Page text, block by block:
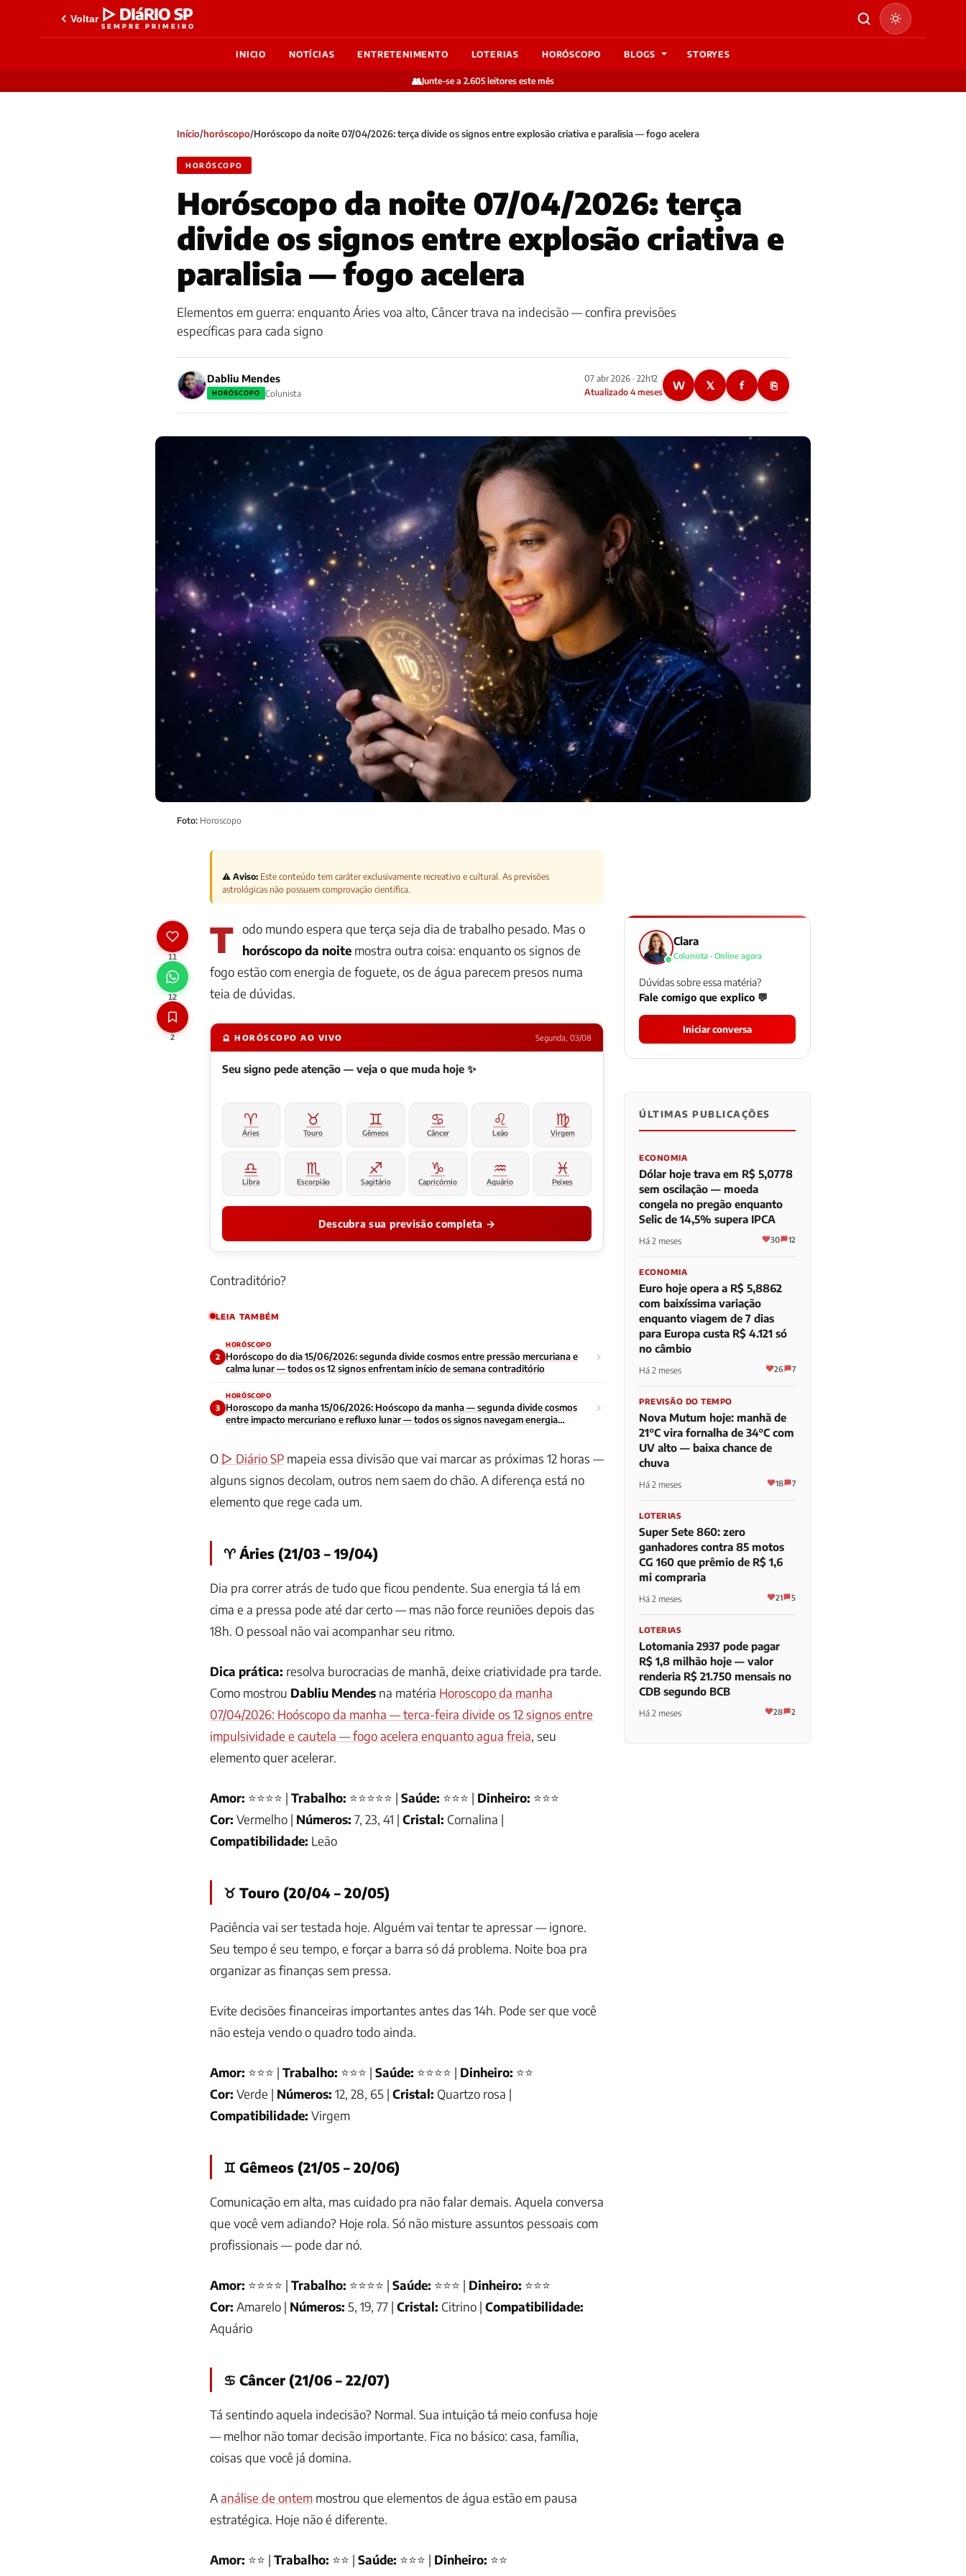
Voltar ▷ DIáRIO SP
SEMPRE PRIMEIRO
INICIO NOTÍCIAS ENTRETENIMENTO LOTERIAS HORÓSCOPO BLOGS STORYES
👥Junte-se a 2.605 leitores este mês
Início/horóscopo/Horóscopo da noite 07/04/2026: terça divide os signos entre explosão criativa e paralisia — fogo acelera
HORÓSCOPO
Horóscopo da noite 07/04/2026: terça
divide os signos entre explosão criativa e
paralisia — fogo acelera
Elementos em guerra: enquanto Áries voa alto, Câncer trava na indecisão — confira previsões
específicas para cada signo
Dabliu Mendes
HORÓSCOPO Colunista
07 abr 2026 · 22h12
Atualizado 4 meses
W 𝕏 f ⎘
Foto: Horoscopo
11
12
2
⚠️ Aviso: Este conteúdo tem caráter exclusivamente recreativo e cultural. As previsões
astrológicas não possuem comprovação científica.
T odo mundo espera que terça seja dia de trabalho pesado. Mas o
horóscopo da noite mostra outra coisa: enquanto os signos de
fogo estão com energia de foguete, os de água parecem presos numa
teia de dúvidas.
🔮 HORÓSCOPO AO VIVO Segunda, 03/08
Seu signo pede atenção — veja o que muda hoje ✨
♈
Áries
♉
Touro
♊
Gêmeos
♋
Câncer
♌
Leão
♍
Virgem
♎
Libra
♏
Escorpião
♐
Sagitário
♑
Capricórnio
♒
Aquário
♓
Peixes
Descubra sua previsão completa →
Contraditório?
LEIA TAMBÉM
2
HORÓSCOPO
Horóscopo do dia 15/06/2026: segunda divide cosmos entre pressão mercuriana e
calma lunar — todos os 12 signos enfrentam início de semana contraditório
3
HORÓSCOPO
Horoscopo da manha 15/06/2026: Hoóscopo da manha — segunda divide cosmos
entre impacto mercuriano e refluxo lunar — todos os signos navegam energia
O ▷ Diário SP mapeia essa divisão que vai marcar as próximas 12 horas —
alguns signos decolam, outros nem saem do chão. A diferença está no
elemento que rege cada um.
♈ Áries (21/03 – 19/04)
Dia pra correr atrás de tudo que ficou pendente. Sua energia tá lá em
cima e a pressa pode até dar certo — mas não force reuniões depois das
18h. O pessoal não vai acompanhar seu ritmo.
Dica prática: resolva burocracias de manhã, deixe criatividade pra tarde.
Como mostrou Dabliu Mendes na matéria Horoscopo da manha
07/04/2026: Hoóscopo da manha — terca-feira divide os 12 signos entre
impulsividade e cautela — fogo acelera enquanto agua freia, seu
elemento quer acelerar.
Amor: ⭐⭐⭐⭐ | Trabalho: ⭐⭐⭐⭐⭐ | Saúde: ⭐⭐⭐ | Dinheiro: ⭐⭐⭐
Cor: Vermelho | Números: 7, 23, 41 | Cristal: Cornalina |
Compatibilidade: Leão
♉ Touro (20/04 – 20/05)
Paciência vai ser testada hoje. Alguém vai tentar te apressar — ignore.
Seu tempo é seu tempo, e forçar a barra só dá problema. Noite boa pra
organizar as finanças sem pressa.
Evite decisões financeiras importantes antes das 14h. Pode ser que você
não esteja vendo o quadro todo ainda.
Amor: ⭐⭐⭐ | Trabalho: ⭐⭐⭐ | Saúde: ⭐⭐⭐⭐ | Dinheiro: ⭐⭐
Cor: Verde | Números: 12, 28, 65 | Cristal: Quartzo rosa |
Compatibilidade: Virgem
♊ Gêmeos (21/05 – 20/06)
Comunicação em alta, mas cuidado pra não falar demais. Aquela conversa
que você vem adiando? Hoje rola. Só não misture assuntos pessoais com
profissionais — pode dar nó.
Amor: ⭐⭐⭐⭐ | Trabalho: ⭐⭐⭐⭐ | Saúde: ⭐⭐⭐ | Dinheiro: ⭐⭐⭐
Cor: Amarelo | Números: 5, 19, 77 | Cristal: Citrino | Compatibilidade:
Aquário
♋ Câncer (21/06 – 22/07)
Tá sentindo aquela indecisão? Normal. Sua intuição tá meio confusa hoje
— melhor não tomar decisão importante. Fica no básico: casa, família,
coisas que você já domina.
Aanálise de ontem mostrou que elementos de água estão em pausa
estratégica. Hoje não é diferente.
Amor: ⭐⭐ | Trabalho: ⭐⭐ | Saúde: ⭐⭐⭐ | Dinheiro: ⭐⭐
Clara
Colunista · Online agora
Dúvidas sobre essa matéria?
Fale comigo que explico 💬
Iniciar conversa
0 0 0
ÚLTIMAS PUBLICAÇÕES
ECONOMIA
Dólar hoje trava em R$ 5,0778
sem oscilação — moeda
congela no pregão enquanto
Selic de 14,5% supera IPCA
Há 2 meses 30 12
ECONOMIA
Euro hoje opera a R$ 5,8862
com baixíssima variação
enquanto viagem de 7 dias
para Europa custa R$ 4.121 só
no câmbio
Há 2 meses 26 7
PREVISÃO DO TEMPO
Nova Mutum hoje: manhã de
21°C vira fornalha de 34°C com
UV alto — baixa chance de
chuva
Há 2 meses 18 7
LOTERIAS
Super Sete 860: zero
ganhadores contra 85 motos
CG 160 que prêmio de R$ 1,6
mi compraria
Há 2 meses 21 5
LOTERIAS
Lotomania 2937 pode pagar
R$ 1,8 milhão hoje — valor
renderia R$ 21.750 mensais no
CDB segundo BCB
Há 2 meses 28 2